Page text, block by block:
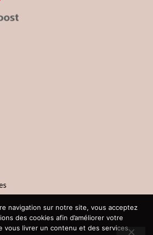
navigation sur notre site, vous acceptez
des cookies afin d’améliorer votre
vous livrer un contenu et des services